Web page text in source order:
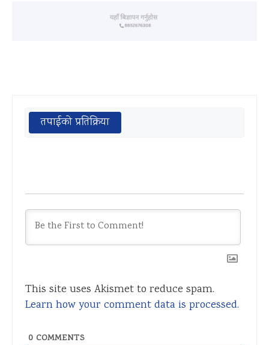
तपाईको प्रतिक्रिया
This site uses Akismet to reduce spam.
Learn how your comment data is processed.
0 COMMENTS